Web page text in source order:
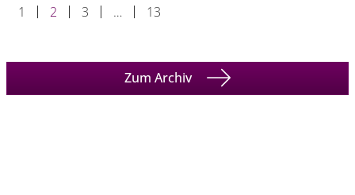
1 2 3 … 13
Zum Archiv